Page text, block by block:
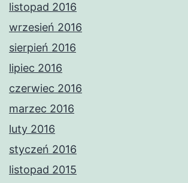
listopad 2016
wrzesień 2016
sierpień 2016
lipiec 2016
czerwiec 2016
marzec 2016
luty 2016
styczeń 2016
listopad 2015